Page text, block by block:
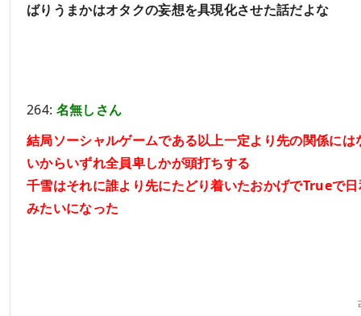
ばりうまかはオタクの妄想を具現化させた話だよな
264: 名無しさん
結局ソーシャルゲームである以上一定より先の関係には
いからいずれ全員卑しかが頭打ちする
千雪はそれに誰より先にたどり着いたおかげでTrueで
みたいになった